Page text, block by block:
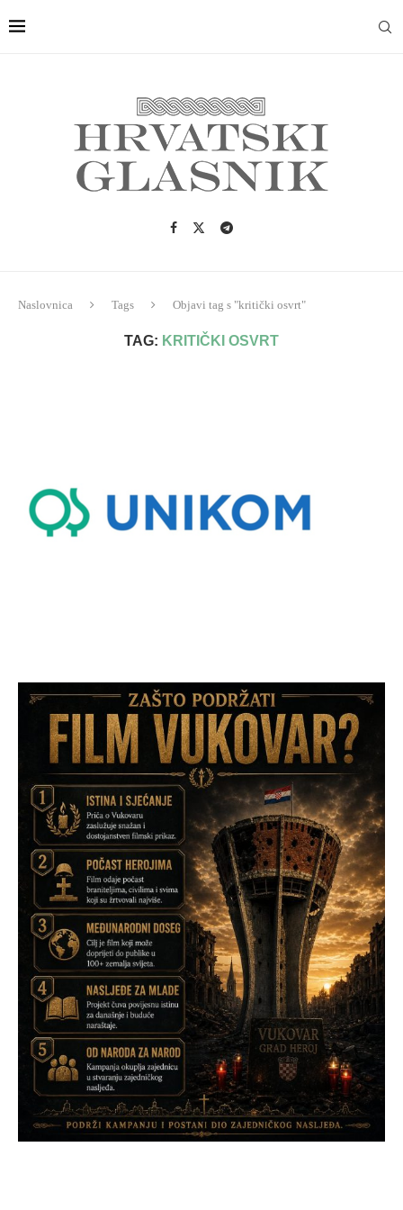
Naslovnica Tags Objavi tag s "kritički osvrt"
TAG: KRITIČKI OSVRT